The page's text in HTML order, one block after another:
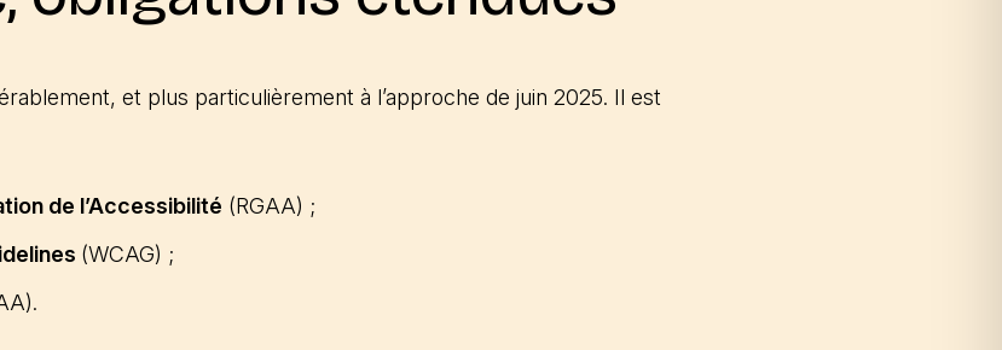
et plus particulièrement à l’approche de juin 2025. Il est
de l’Accessibilité (RGAA) ;
(WCAG) ;